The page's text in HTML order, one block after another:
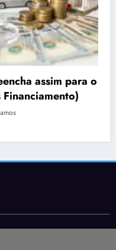
Por que o marketing
fortes